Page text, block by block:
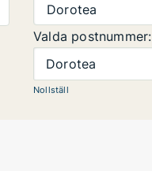
Dorotea
Valda postnummer:
Dorotea
Nollställ